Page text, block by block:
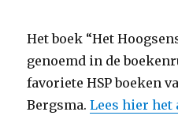
Het boek “Het
genoemd in de
favoriete HSP boeken
Bergsma.Lees hier het